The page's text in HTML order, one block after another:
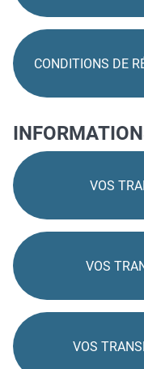
CONDITIONS DE
VOS
VOS
VOS